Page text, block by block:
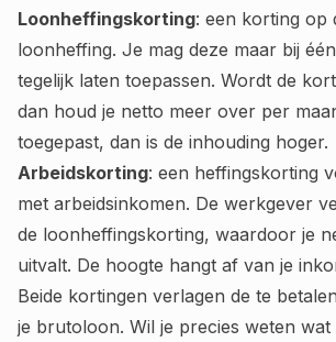
Loonheffingskorting: een korting op
loonheffing. Je mag deze maar bij
tegelijk laten toepassen. Wordt de
dan houd je netto meer over per
toegepast, dan is de inhouding hoger.
Arbeidskorting: een heffingskorting
met arbeidsinkomen. De werkgever
de loonheffingskorting, waardoor je
uitvalt. De hoogte hangt af van je
Beide kortingen verlagen de te
je brutoloon. Wil je precies weten